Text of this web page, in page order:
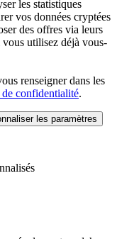
les statistiques
vos données cryptées
des offres via leurs
utilisez déjà vous-
renseigner dans les
confidentialité.
les paramètres